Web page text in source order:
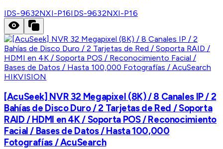
IDS-9632NXI-P16IDS-9632NXI-P16
HIKVISION
[AcuSeek] NVR 32 Megapixel (8K) / 8 Canales IP / 2
Bahías de Disco Duro / 2 Tarjetas de Red / Soporta
RAID / HDMI en 4K / Soporta POS / Reconocimiento
Facial / Bases de Datos / Hasta 100,000
Fotografías / AcuSearch